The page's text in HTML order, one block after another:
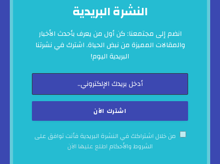
النشرة البريدية
انضم إلى مجتمعنا: كن أول من يعرف بأحدث الأخبار
والمقالات المميزة من نبض الحياة. اشترك في نشرتنا
البريدية اليوم!
من خلال اشتراكك في النشرة البريدية فأنت توافق على
الشروط والأحكام اطلع عليها الآن